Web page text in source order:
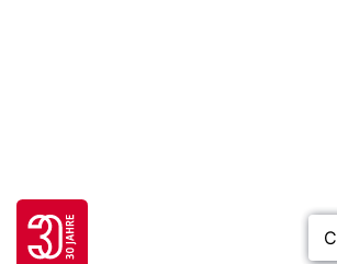
Go to 30 years FH JOANNEUM page